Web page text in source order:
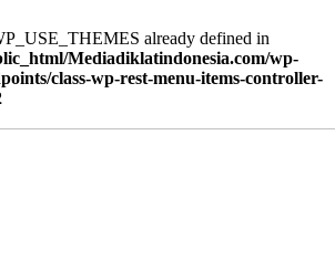
already defined in
Mediadiklatindonesia.com/wp-
class-wp-rest-menu-items-controller-